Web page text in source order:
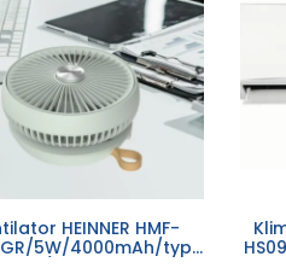
HEINNER HMF-
5W/4000mAh/type-